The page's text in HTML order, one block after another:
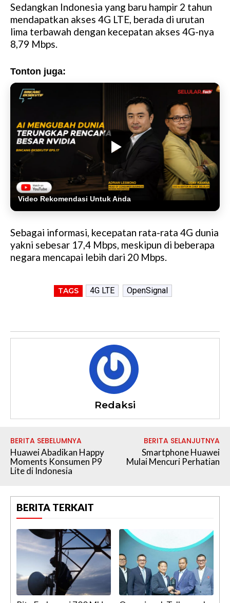
Sedangkan Indonesia yang baru hampir 2 tahun
mendapatkan akses 4G LTE, berada di urutan
lima terbawah dengan kecepatan akses 4G-nya
8,79 Mbps.
Tonton juga:
Video Rekomendasi Untuk Anda
Sebagai informasi, kecepatan rata-rata 4G dunia
yakni sebesar 17,4 Mbps, meskipun di beberapa
negara mencapai lebih dari 20 Mbps.
TAGS 4G LTE OpenSignal
Redaksi
BERITA SEBELUMNYA
Huawei Abadikan Happy
Moments Konsumen P9
Lite di Indonesia
BERITA SELANJUTNYA
Smartphone Huawei
Mulai Mencuri Perhatian
BERITA TERKAIT